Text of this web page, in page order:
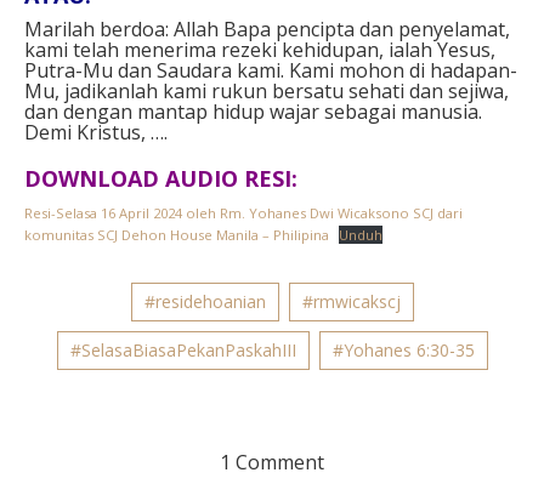
Marilah berdoa: Allah Bapa pencipta dan penyelamat,
kami telah menerima rezeki kehidupan, ialah Yesus,
Putra-Mu dan Saudara kami. Kami mohon di hadapan-
Mu, jadikanlah kami rukun bersatu sehati dan sejiwa,
dan dengan mantap hidup wajar sebagai manusia.
Demi Kristus, ….⁣
DOWNLOAD AUDIO RESI:
Resi-Selasa 16 April 2024 oleh Rm. Yohanes Dwi Wicaksono SCJ dari
komunitas SCJ Dehon House Manila – Philipina
Unduh
#residehoanian #rmwicakscj
#SelasaBiasaPekanPaskahIII #Yohanes 6:30-35
1 Comment